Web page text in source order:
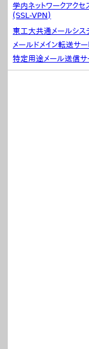
学内ネットワークアクセ
(SSL-VPN)
東工大共通メールシス
メールドメイン転送サ
特定用途メール送信サ